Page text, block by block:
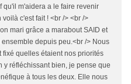
qu'il m'aidera a le faire revenir
c'est fait ! <br /> <br />
mari grâce a marabout SAID et
depuis peu.<br /> Nous
quelles étaient nos priorités
y réfléchissant bien, je pense que
à tous les deux. Elle nous